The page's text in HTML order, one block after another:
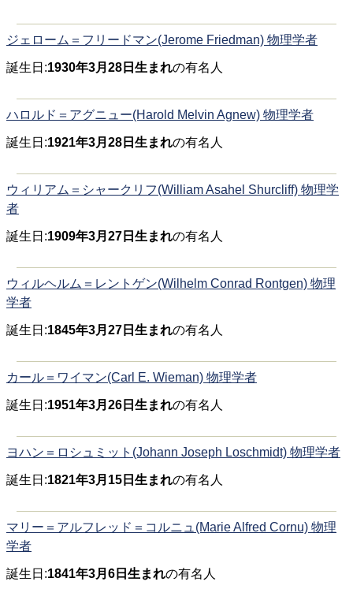
ジェローム＝フリードマン(Jerome Friedman) 物理学者
誕生日:1930年3月28日生まれの有名人
ハロルド＝アグニュー(Harold Melvin Agnew) 物理学者
誕生日:1921年3月28日生まれの有名人
ウィリアム＝シャークリフ(William Asahel Shurcliff) 物理学
者
誕生日:1909年3月27日生まれの有名人
ウィルヘルム＝レントゲン(Wilhelm Conrad Rontgen) 物理
学者
誕生日:1845年3月27日生まれの有名人
カール＝ワイマン(Carl E. Wieman) 物理学者
誕生日:1951年3月26日生まれの有名人
ヨハン＝ロシュミット(Johann Joseph Loschmidt) 物理学者
誕生日:1821年3月15日生まれの有名人
マリー＝アルフレッド＝コルニュ(Marie Alfred Cornu) 物理
学者
誕生日:1841年3月6日生まれの有名人